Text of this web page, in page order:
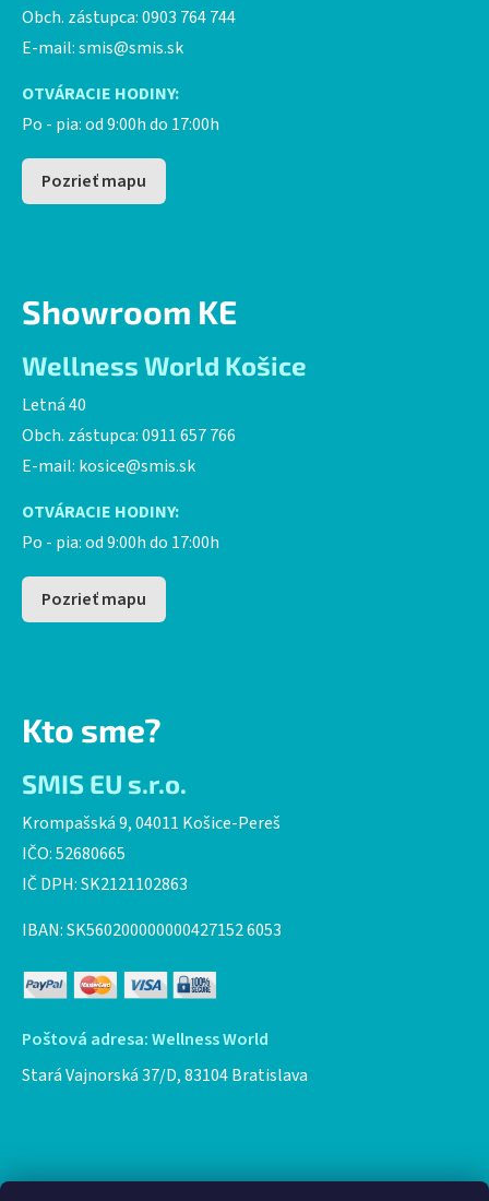
Obch. zástupca: 0903 764 744
E-mail:smis@smis.sk
OTVÁRACIE HODINY:
Po - pia: od 9:00h do 17:00h
Pozrieť mapu
Showroom KE
Wellness World Košice
Letná 40
Obch. zástupca: 0911 657 766
E-mail: kosice@smis.sk
OTVÁRACIE HODINY:
Po - pia: od 9:00h do 17:00h
Pozrieť mapu
Kto sme?
SMIS EU s.r.o.
Krompašská 9, 04011 Košice-Pereš
IČO: 52680665
IČ DPH: SK2121102863
IBAN: SK560200000000427152 6053
Poštová adresa: Wellness World
Stará Vajnorská 37/D, 83104 Bratislava